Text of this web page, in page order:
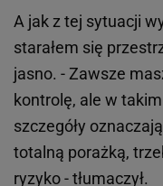
A jak z tej sytuacji
starałem się
jasno. - Zawsze
kontrolę, ale w takim
szczegóły
totalną porażką,
ryzyko - tłumaczył.